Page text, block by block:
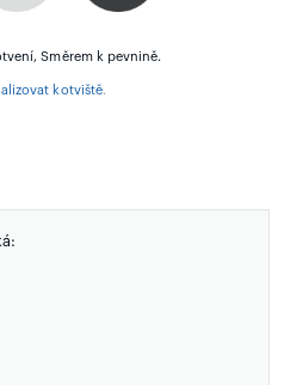
Směrem k pevnině.
kotviště.